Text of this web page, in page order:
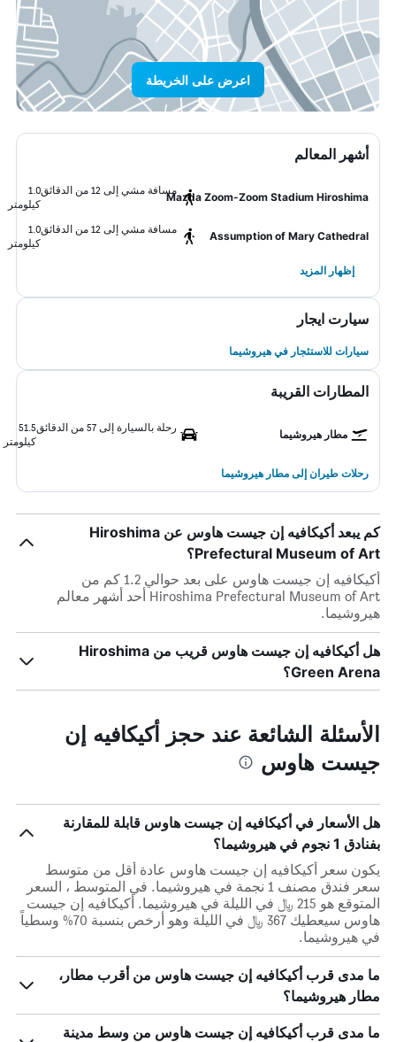
اعرض على الخريطة
أشهر المعالم
Mazda Zoom-Zoom Stadium Hiroshima
مسافة مشي إلى 12 من الدقائق
1.0
كيلومتر
Assumption of Mary Cathedral
مسافة مشي إلى 12 من الدقائق
1.0
كيلومتر
إظهار المزيد
سيارت ايجار
سيارات للاستئجار في هيروشيما
المطارات القريبة
مطار هيروشيما
رحلة بالسيارة إلى 57 من الدقائق
51.5
كيلومتر
رحلات طيران إلى مطار هيروشيما
كم يبعد أكيكافيه إن جيست هاوس عن Hiroshima
Prefectural Museum of Art؟
أكيكافيه إن جيست هاوس على بعد حوالي 1.2 كم من
Hiroshima Prefectural Museum of Art أحد أشهر معالم
هيروشيما.
هل أكيكافيه إن جيست هاوس قريب من Hiroshima
Green Arena؟
الأسئلة الشائعة عند حجز أكيكافيه إن
جيست هاوس
هل الأسعار في أكيكافيه إن جيست هاوس قابلة للمقارنة
بفنادق 1 نجوم في هيروشيما؟
يكون سعر أكيكافيه إن جيست هاوس عادة أقل من متوسط ​​
سعر فندق مصنف 1 نجمة في هيروشيما. في المتوسط ، السعر
المتوقع هو 215 ﷼ في الليلة في هيروشيما. أكيكافيه إن جيست
هاوس سيعطيك 367 ﷼ في الليلة وهو أرخص بنسبة 70% وسطياً
في هيروشيما.
ما مدى قرب أكيكافيه إن جيست هاوس من أقرب مطار،
مطار هيروشيما؟
ما مدى قرب أكيكافيه إن جيست هاوس من وسط مدينة